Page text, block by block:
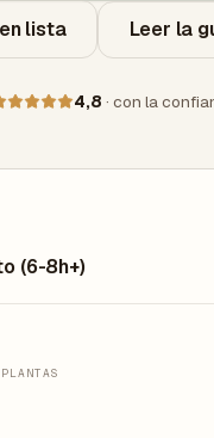
lista Leer la
4,8 · con la
(6-8h+)